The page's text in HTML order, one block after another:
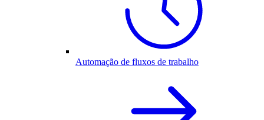
Automação de fluxos de trabalho